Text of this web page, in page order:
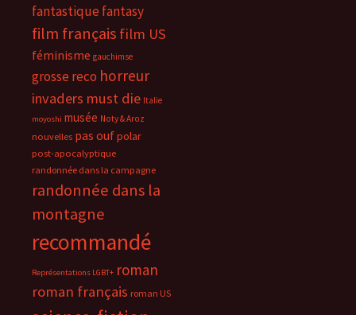
fantastiquefantasy
film français film US
féminisme gauchimse
grosse reco horreur
invaders must die Italie
moyoshi musée Noty & Aroz
nouvelles pas oufpolar
post-apocalyptique
randonnée dans la campagne
randonnée dans la
montagne
recommandé
Représentations LGBT+ roman
roman français roman US